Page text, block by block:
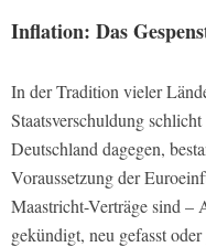
Inflation: Das
In der Tradition vieler
Staatsverschuldung
Deutschland dagegen,
Voraussetzung der
Maastricht-Verträge sind –
gekündigt, neu gefasst